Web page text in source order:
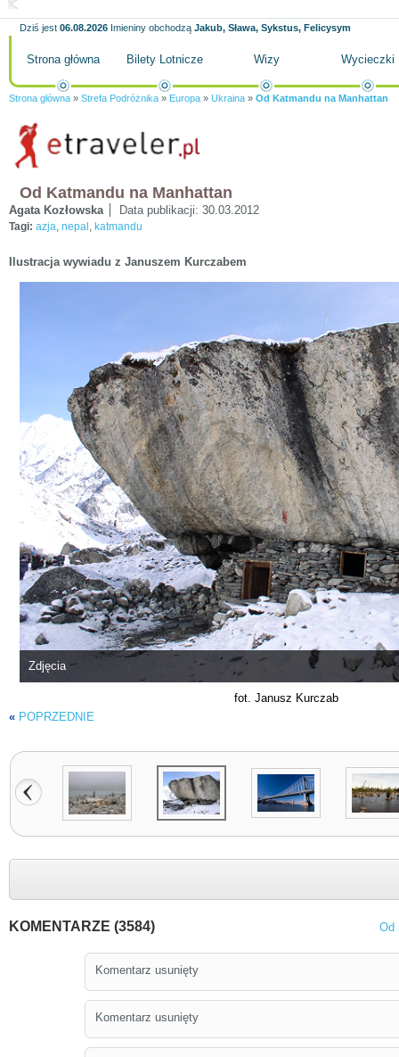
Dziś jest 06.08.2026 Imieniny obchodzą Jakub, Sława, Sykstus, Felicysym
Strona główna Bilety Lotnicze Wizy Wycieczki
Strona główna » Strefa Podróżnika » Europa » Ukraina » Od Katmandu na Manhattan
Od Katmandu na Manhattan
Agata Kozłowska Data publikacji: 30.03.2012
Tagi: azja, nepal , katmandu
Ilustracja wywiadu z Januszem Kurczabem
Zdjęcia
fot. Janusz Kurczab
« POPRZEDNIE
KOMENTARZE (3584) Od
Komentarz usunięty
Komentarz usunięty